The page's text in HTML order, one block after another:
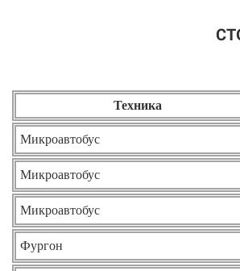
Техника
Микроавтобус
Микроавтобус
Микроавтобус
Фургон